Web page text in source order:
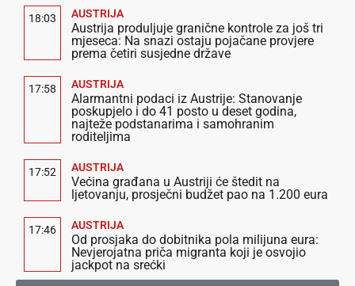
18:03 AUSTRIJA
Austrija produljuje granične kontrole za još tri
mjeseca: Na snazi ostaju pojačane provjere
prema četiri susjedne države
17:58 AUSTRIJA
Alarmantni podaci iz Austrije: Stanovanje
poskupjelo i do 41 posto u deset godina,
najteže podstanarima i samohranim
roditeljima
17:52 AUSTRIJA
Većina građana u Austriji će štedit na
ljetovanju, prosječni budžet pao na 1.200 eura
17:46 AUSTRIJA
Od prosjaka do dobitnika pola milijuna eura:
Nevjerojatna priča migranta koji je osvojio
jackpot na srećki